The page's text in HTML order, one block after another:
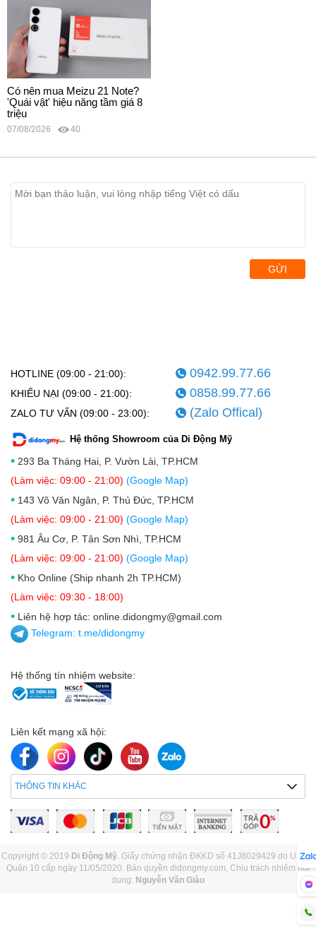
Có nên mua Meizu 21 Note?
'Quái vật' hiệu năng tầm giá 8
triệu
07/08/2026 40
GỬI
HOTLINE (09:00 - 21:00): 0942.99.77.66
KHIẾU NẠI (09:00 - 21:00): 0858.99.77.66
ZALO TƯ VẤN (09:00 - 23:00): (Zalo Offical)
Hệ thống Showroom của Di Động Mỹ
• 293 Ba Tháng Hai, P. Vườn Lài, TP.HCM
(Làm việc: 09:00 - 21:00) (Google Map)
• 143 Võ Văn Ngân, P. Thủ Đức, TP.HCM
(Làm việc: 09:00 - 21:00) (Google Map)
• 981 Âu Cơ, P. Tân Sơn Nhì, TP.HCM
(Làm việc: 09:00 - 21:00) (Google Map)
• Kho Online (Ship nhanh 2h TP.HCM)
(Làm việc: 09:30 - 18:00)
• Liên hệ hợp tác: online.didongmy@gmail.com
Telegram: t.me/didongmy
Hệ thống tín nhiệm website:
Liên kết mạng xã hội:
THÔNG TIN KHÁC
Copyright © 2019 Di Động Mỹ. Giấy chứng nhận ĐKKD số 41J8029429 do UBND
Quận 10 cấp ngày 11/05/2020. Bản quyền didongmy.com, Chịu trách nhiệm nội
dung: Nguyễn Văn Giàu